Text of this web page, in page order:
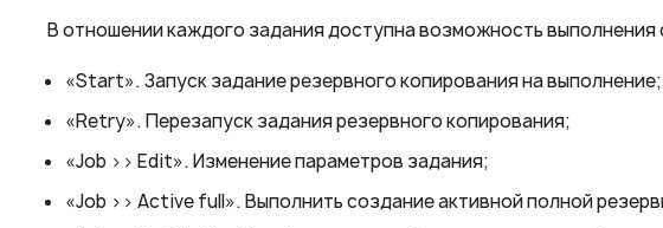
В отношении каждого задания доступна возможность
«Start». Запуск задание резервного копирования на выполнение;
«Retry». Перезапуск задания резервного копирования;
«Job >> Edit». Изменение параметров задания;
«Job >> Active full». Выполнить создание активной полной